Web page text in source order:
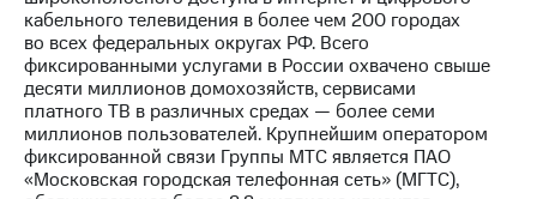
Корпоративный
секретарь
Раскрытие
информации
Информация
акционерам
Документы
кабельного телевидения в более чем 200 городах
во всех федеральных округах РФ. Всего
фиксированными услугами в России охвачено свыше
десяти миллионов домохозяйств, сервисами
платного ТВ в различных средах — более семи
миллионов пользователей. Крупнейшим оператором
фиксированной связи Группы МТС является ПАО
«Московская городская телефонная сеть» (МГТС),